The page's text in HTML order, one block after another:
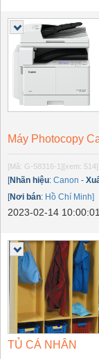
Máy Photocopy
[Mã: G-58316-1] [xem: 514]
[Nhãn hiệu: Canon -
[Nơi bán: Hồ Chí Minh]
2023-02-14
TỦ CÁ NHÂN